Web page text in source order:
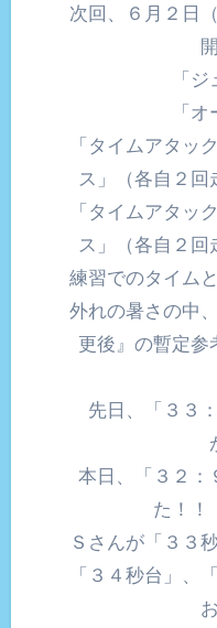
次回、６月２日（日）に『３部門４クラス
「
「
「タイムアタ
ス」（各自２回
「タイムアタ
ス」（各自２回
練習でのタイム
外れの暑さの中
更後』の暫定参
先日、「３３
本日、「３２：
た！！
Ｓさんが「３３
「３４秒台」、